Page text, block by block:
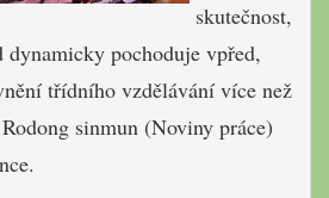
skutečnost,
dynamicky pochoduje vpřed,
třídního vzdělávání více než
sinmun (Noviny práce)